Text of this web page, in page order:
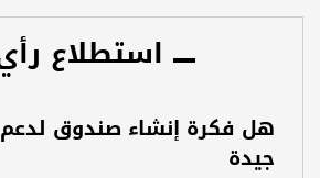
استطلاع
هل فكرة إنشاء صندوق
جيدة